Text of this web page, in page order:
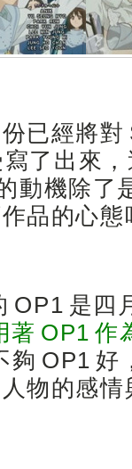
已經將
了出來
動機除了
品的心態
OP1 是四
OP1 作
夠 OP1 好
物的感